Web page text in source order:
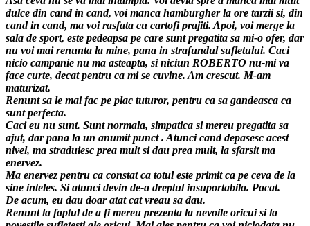
dulce din cand in cand, voi manca hamburgher la ore tarzii si, din
cand in cand, ma voi rasfata cu cartofi prajiti. Apoi, voi merge la
sala de sport, este pedeapsa pe care sunt pregatita sa mi-o ofer, dar
nu voi mai renunta la mine, pana in strafundul sufletului. Caci
nicio campanie nu ma asteapta, si niciun ROBERTO nu-mi va
face curte, decat pentru ca mi se cuvine. Am crescut. M-am
maturizat.
Renunt sa le mai fac pe plac tuturor, pentru ca sa gandeasca ca
sunt perfecta.
Caci eu nu sunt. Sunt normala, simpatica si mereu pregatita sa
ajut, dar pana la un anumit punct . Atunci cand depasesc acest
nivel, ma straduiesc prea mult si dau prea mult, la sfarsit ma
enervez.
Ma enervez pentru ca constat ca totul este primit ca pe ceva de la
sine inteles. Si atunci devin de-a dreptul insuportabila. Pacat.
De acum, eu dau doar atat cat vreau sa dau.
Renunt la faptul de a fi mereu prezenta la nevoile oricui si la